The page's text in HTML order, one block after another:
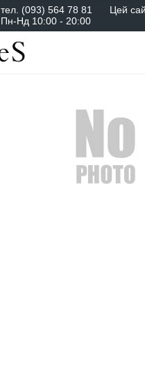
тел. (093) 564 78 81
Пн-Нд 10:00 - 20:00
Цей